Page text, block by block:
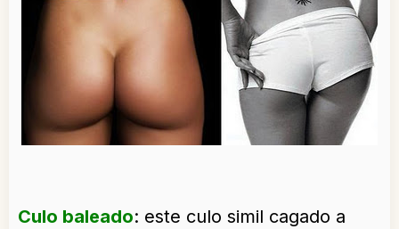
Culo baleado: este culo simil cagado a